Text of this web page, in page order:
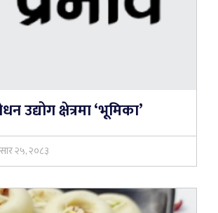
उद्योग क्षेत्रमा ‘भूमिका’
२५, २०८३